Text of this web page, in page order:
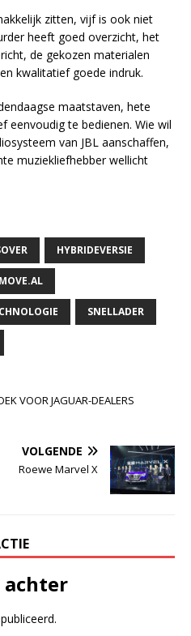
zitten, vijf is ook niet
heeft goed overzicht, het
de gekozen materialen
kwalitatief goede indruk.
maatstaven, hete
eenvoudig te bedienen. Wie wil
van JBL aanschaffen,
muziekliefhebber wellicht
HYBRIDEVERSIE
MOVE.AL
SNELLADER
VOOR JAGUAR-DEALERS
VOLGENDE
Roewe Marvel X
achter